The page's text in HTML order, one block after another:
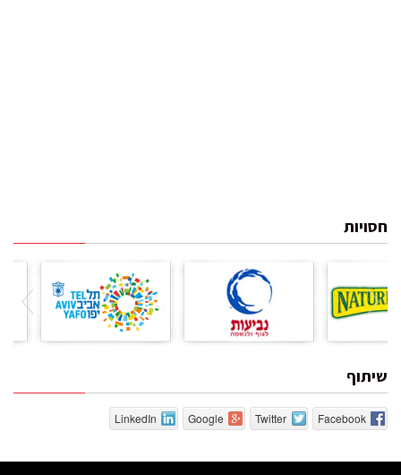
חסויות
שיתוף
Facebook
Twitter
Google
LinkedIn